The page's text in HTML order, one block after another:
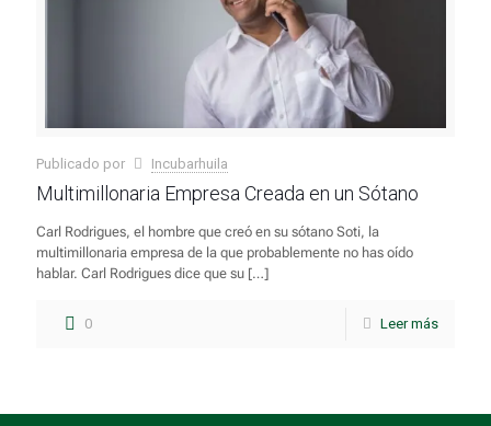
Publicado por Incubarhuila
Multimillonaria Empresa Creada en un Sótano
Carl Rodrigues, el hombre que creó en su sótano Soti, la
multimillonaria empresa de la que probablemente no has oído
hablar. Carl Rodrigues dice que su […]
0 Leer más